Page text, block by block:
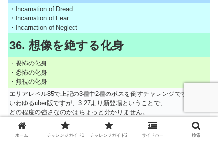
・Incarnation of Dread
・Incarnation of Fear
・Incarnation of Neglect
36. 想像を絶する化身
・畏怖の化身
・恐怖の化身
・無視の化身
エリアレベル85で上記の3種中2種のボスを倒すチャレンジです。
いわゆるuber版ですが、3.27より新登場ということで、
どの程度の強さなのかはちょっと分かりません。
戦ってみて初めて、という感じですね。
ホーム チャレンジガイド1 チャレンジガイド2 サイドバー 検索